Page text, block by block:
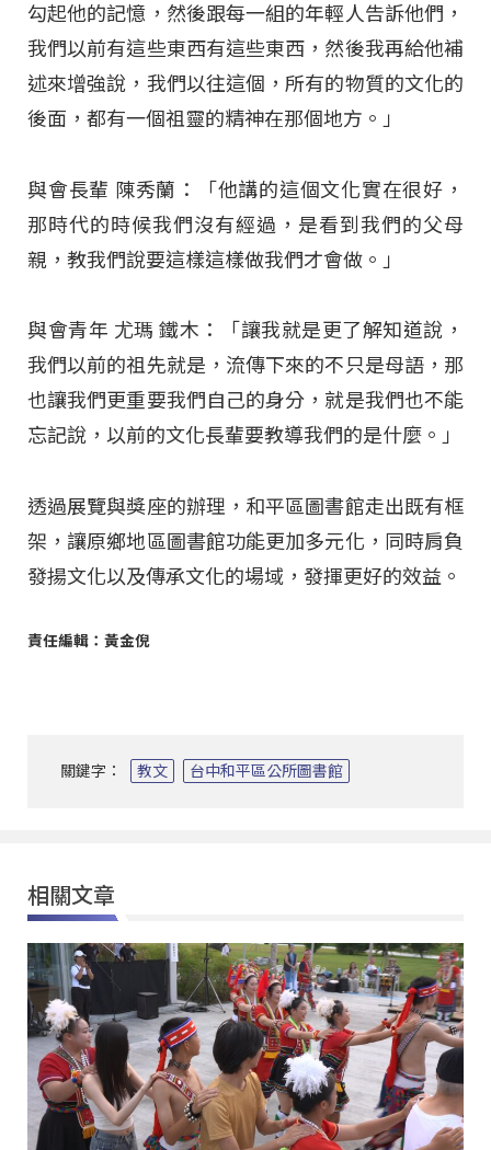
勾起他的記憶，然後跟每一組的年輕人告訴他們，
我們以前有這些東西有這些東西，然後我再給他補
述來增強說，我們以往這個，所有的物質的文化的
後面，都有一個祖靈的精神在那個地方。」
與會長輩 陳秀蘭：「他講的這個文化實在很好，
那時代的時候我們沒有經過，是看到我們的父母
親，教我們說要這樣這樣做我們才會做。」
與會青年 尤瑪 鐵木：「讓我就是更了解知道說，
我們以前的祖先就是，流傳下來的不只是母語，那
也讓我們更重要我們自己的身分，就是我們也不能
忘記說，以前的文化長輩要教導我們的是什麼。」
透過展覽與獎座的辦理，和平區圖書館走出既有框
架，讓原鄉地區圖書館功能更加多元化，同時肩負
發揚文化以及傳承文化的場域，發揮更好的效益。
責任編輯：黃金倪
關鍵字： 教文 台中和平區公所圖書館
相關文章